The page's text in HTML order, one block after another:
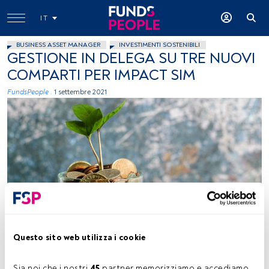
Questo sito web utilizza i cookie
IT
BUSINESS ASSET MANAGER INVESTIMENTI SOSTENIBILI
GESTIONE IN DELEGA SU TRE NUOVI
COMPARTI PER IMPACT SIM
FundsPeople . 1 settembre 2021
Visual Stories Micheile, Unsplash